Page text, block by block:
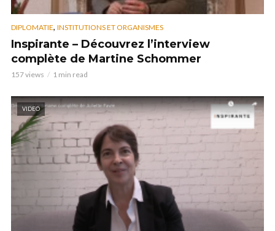
DIPLOMATIE, INSTITUTIONS ET ORGANISMES
Inspirante – Découvrez l’interview
complète de Martine Schommer
157 views 1 min read
VIDEO